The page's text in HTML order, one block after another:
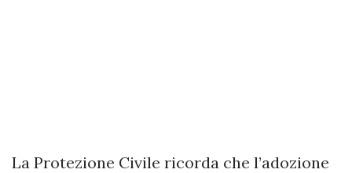
La Protezione Civile ricorda che l’adozione